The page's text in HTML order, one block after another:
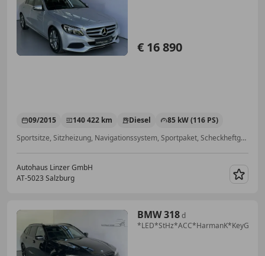
€ 16 890
09/2015 140 422 km Diesel
85 kW (116 PS)
Sportsitze, Sitzheizung, Navigationssystem, Sportpaket, Scheckheftgepflegt, LED-Scheinwerfer, Alufelgen, USB
Autohaus Linzer GmbH
AT-5023 Salzburg
BMW 318d